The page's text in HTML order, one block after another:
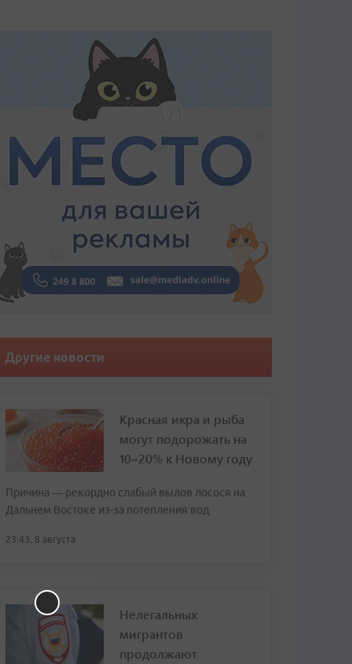
Другие новости
Красная икра и рыба
могут подорожать на
10–20% к Новому году
Причина — рекордно слабый вылов лосося на
Дальнем Востоке из-за потепления вод
23:43, 8 августа
Нелегальных
мигрантов
продолжают